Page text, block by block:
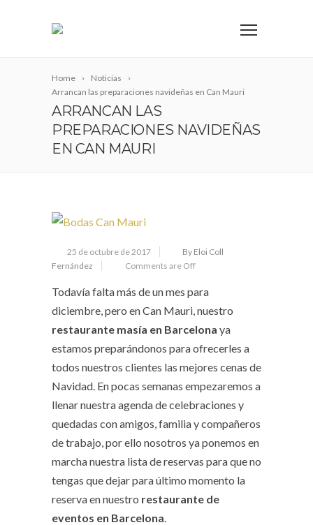
Home
Noticias
Arrancan las preparaciones navideñas en Can Mauri
ARRANCAN LAS
PREPARACIONES NAVIDEÑAS
EN CAN MAURI
25 de octubre de 2017
By Eloi Coll
Fernández
Comments are Off
Todavía falta más de un mes para
diciembre, pero en Can Mauri, nuestro
restaurante masía en Barcelona ya
estamos preparándonos para ofrecerles a
todos nuestros clientes las mejores cenas de
Navidad. En pocas semanas empezaremos a
llenar nuestra agenda de celebraciones y
quedadas con amigos, familia y compañeros
de trabajo, por ello nosotros ya ponemos en
marcha nuestra lista de reservas para que no
tengas que dejar para último momento la
reserva en nuestro restaurante de
eventos en Barcelona.